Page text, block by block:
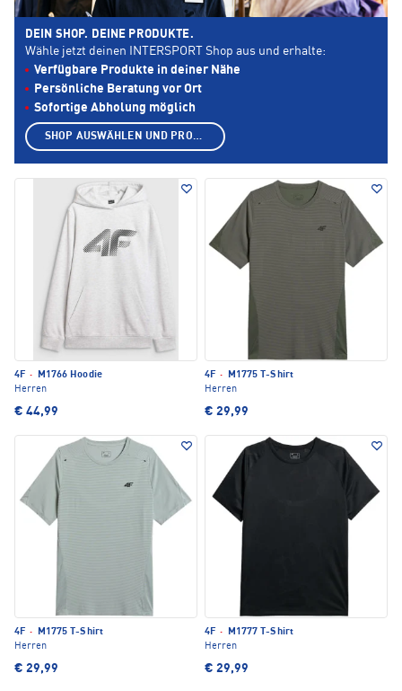
4F ·
M1766 Hoodie
Herren
€ 44,99
4F ·
M1775 T-Shirt
Herren
€ 29,99
4F ·
M1775 T-Shirt
Herren
€ 29,99
4F ·
M1777 T-Shirt
Herren
€ 29,99
DEIN SHOP. DEINE PRODUKTE.
Wähle jetzt deinen INTERSPORT Shop aus und erhalte:
Verfügbare Produkte in deiner Nähe
Persönliche Beratung vor Ort
Sofortige Abholung möglich
SHOP AUSWÄHLEN UND PRODUKTE ANZEIGEN